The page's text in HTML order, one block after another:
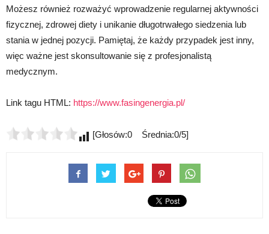
Możesz również rozważyć wprowadzenie regularnej aktywności
fizycznej, zdrowej diety i unikanie długotrwałego siedzenia lub
stania w jednej pozycji. Pamiętaj, że każdy przypadek jest inny,
więc ważne jest skonsultowanie się z profesjonalistą
medycznym.
Link tagu HTML: https://www.fasingenergia.pl/
[Głosów:0 Średnia:0/5]